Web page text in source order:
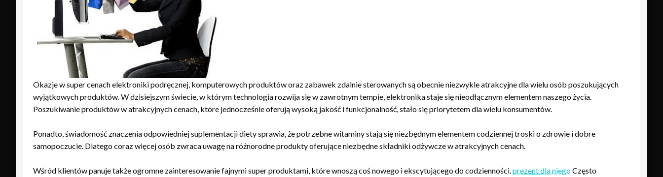
Okazje w super cenach elektroniki podręcznej, komputerowych produktów oraz zabawek zdalnie sterowanych są obecnie niezwykle atrakcyjne dla wielu osób poszukujących
wyjątkowych produktów. W dzisiejszym świecie, w którym technologia rozwija się w zawrotnym tempie, elektronika staje się nieodłącznym elementem naszego życia.
Poszukiwanie produktów w atrakcyjnych cenach, które jednocześnie oferują wysoką jakość i funkcjonalność, stało się priorytetem dla wielu konsumentów.
Ponadto, świadomość znaczenia odpowiedniej suplementacji diety sprawia, że potrzebne witaminy stają się niezbędnym elementem codziennej troski o zdrowie i dobre
samopoczucie. Dlatego coraz więcej osób zwraca uwagę na różnorodne produkty oferujące niezbędne składniki odżywcze w atrakcyjnych cenach.
Wśród klientów panuje także ogromne zainteresowanie fajnymi super produktami, które wnoszą coś nowego i ekscytującego do codzienności.prezent dla niegoCzęsto